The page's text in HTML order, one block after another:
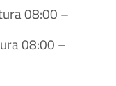
08:00 –
08:00 –